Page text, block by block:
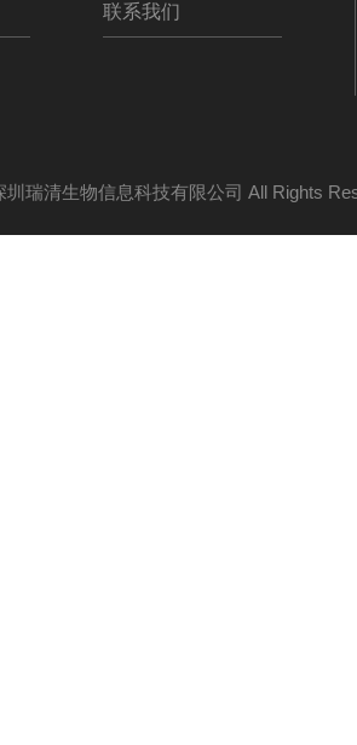
联系我们
圳瑞清生物信息科技有限公司 All Rights